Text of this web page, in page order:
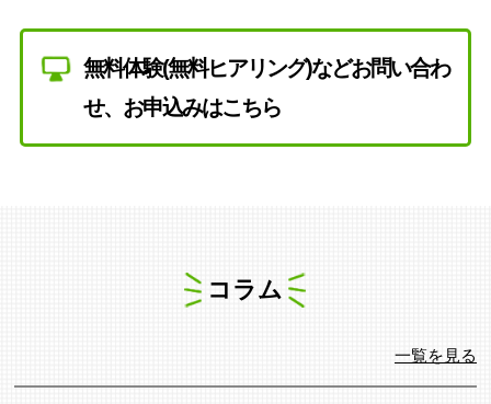
無料体験(無料ヒアリング)などお問い合わ
せ、お申込みはこちら
コラム
一覧を見る